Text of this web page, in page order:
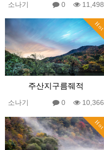
소나기 0 11,498
Hot
주산지구름줴적
소나기 0 10,366
Hot